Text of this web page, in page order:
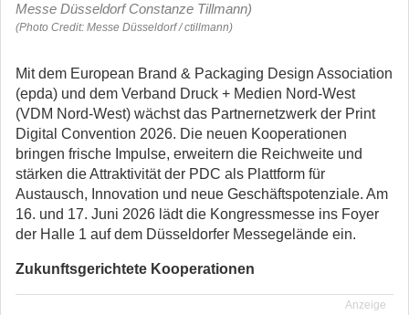
Messe Düsseldorf Constanze Tillmann)
(Photo Credit: Messe Düsseldorf / ctillmann)
Mit dem European Brand & Packaging Design Association
(epda) und dem Verband Druck + Medien Nord-West
(VDM Nord-West) wächst das Partnernetzwerk der Print
Digital Convention 2026. Die neuen Kooperationen
bringen frische Impulse, erweitern die Reichweite und
stärken die Attraktivität der PDC als Plattform für
Austausch, Innovation und neue Geschäftspotenziale. Am
16. und 17. Juni 2026 lädt die Kongressmesse ins Foyer
der Halle 1 auf dem Düsseldorfer Messegelände ein.
Zukunftsgerichtete Kooperationen
Anzeige